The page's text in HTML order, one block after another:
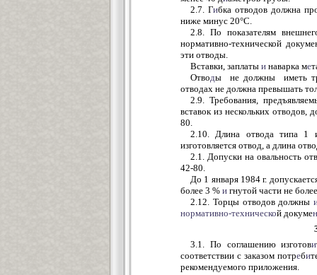
2.7. Гибка отводов должна
ниже минус 20°С.
2.8. По показателям
нормативно-технической
эти отводы.
Вставки, заплаты и наварка ме
Отводы не должны иметь
отводах не должна превышать
2.9. Требования,
вставок из нескольких
80.
2.10. Длина отвода типа
изготовляется отвод, а длина
2.1. Допуски на овальность
42-80.
До 1 января 1984 г.
более 3 % и гнутой части не бо
2.12. Торцы отводов должны
нормативно-технической докумен
3.1. По соглашению изготови
соответствии с заказом потреби
рекомендуемого приложения.